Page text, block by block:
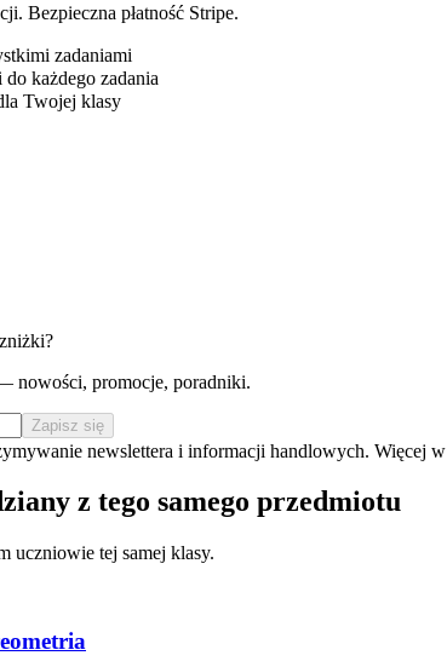
Bezpieczna płatność Stripe.
zadaniami
każdego zadania
Twojej klasy
nowości, promocje, poradniki.
Zapisz się
newslettera i informacji handlowych. Więcej w
z tego samego przedmiotu
uczniowie tej samej klasy.